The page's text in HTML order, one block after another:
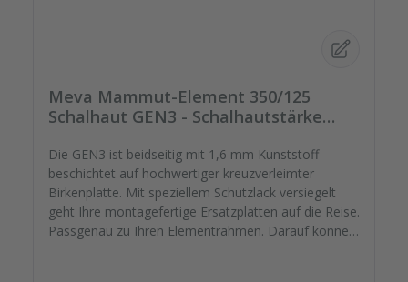
Meva Mammut-Element 350/125
Schalhaut GEN3 - Schalhautstärke
Die GEN3 ist beidseitig mit 1,6 mm Kunststoff
beschichtet auf hochwertiger kreuzverleimter
Birkenplatte. Mit speziellem Schutzlack versiegelt
geht Ihre montagefertige Ersatzplatten auf die Reise.
Passgenau zu Ihren Elementrahmen. Darauf können